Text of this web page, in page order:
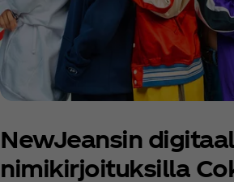
NewJeansin
nimikirjoituksilla